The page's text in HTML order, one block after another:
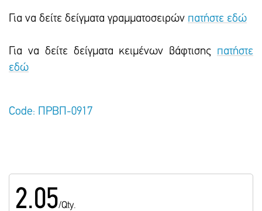
Για να δείτε δείγματα γραμματοσειρών πατήστε εδώ
Για να δείτε δείγματα κειμένων βάφτισης πατήστε
εδώ
Code: ΠΡΒΠ-0917
2.05/Qty.